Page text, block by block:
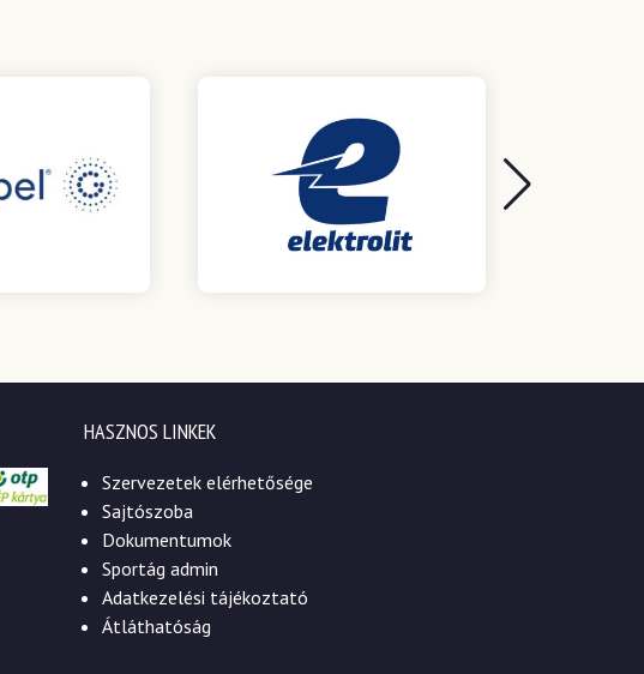
HASZNOS LINKEK
Szervezetek elérhetősége
Sajtószoba
Dokumentumok
Sportág admin
Adatkezelési tájékoztató
Átláthatóság